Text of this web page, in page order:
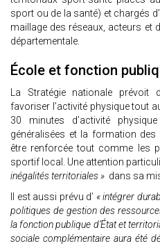
sport ou de la santé) et chargés
maillage des réseaux, acteurs et
départementale.
École et fonction
La Stratégie nationale
favoriser l’activité physique tout
30 minutes d’activité
généralisées et la formation
être renforcée tout comme les
sportif local. Une attention
inégalités territoriales » dans sa
Il est aussi prévu d’ « intégrer
politiques de gestion des
la fonction publique d’État et
sociale complémentaire aura été